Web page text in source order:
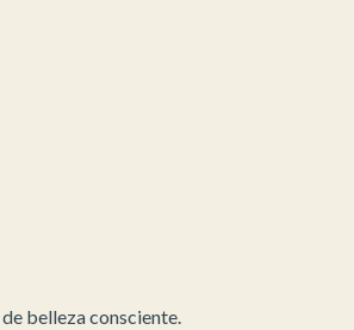
belleza consciente.